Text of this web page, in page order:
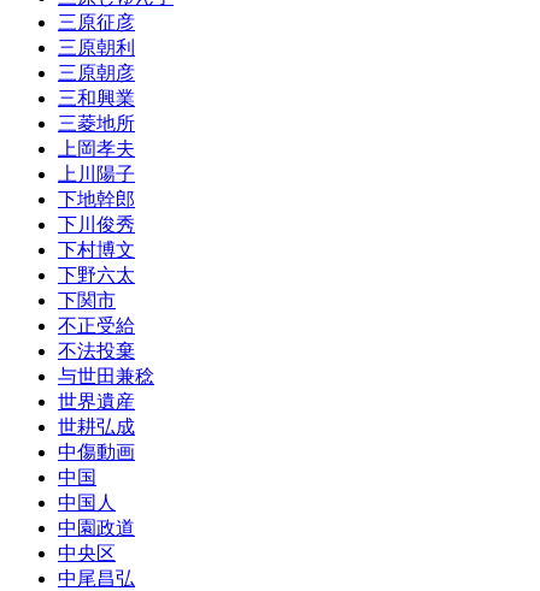
三原征彦
三原朝利
三原朝彦
三和興業
三菱地所
上岡孝夫
上川陽子
下地幹郎
下川俊秀
下村博文
下野六太
下関市
不正受給
不法投棄
与世田兼稔
世界遺産
世耕弘成
中傷動画
中国
中国人
中園政道
中央区
中尾昌弘